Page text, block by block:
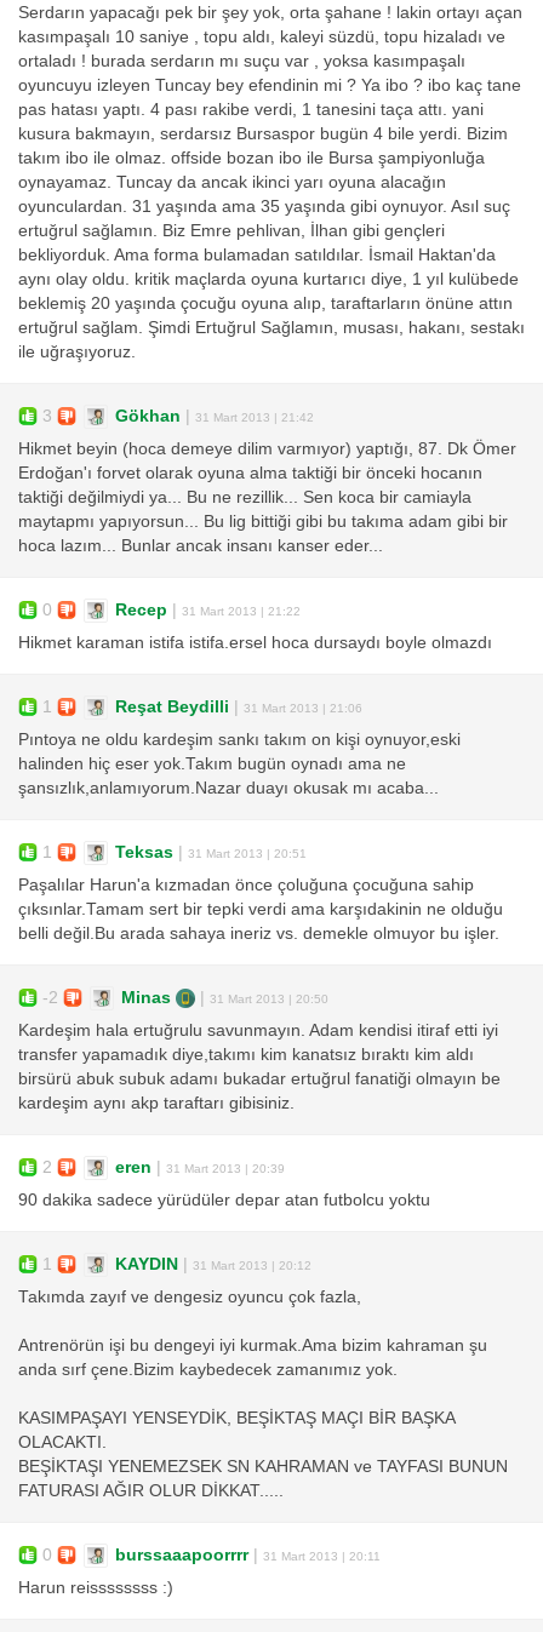
Serdarın yapacağı pek bir şey yok, orta şahane ! lakin ortayı açan
kasımpaşalı 10 saniye , topu aldı, kaleyi süzdü, topu hizaladı ve
ortaladı ! burada serdarın mı suçu var , yoksa kasımpaşalı
oyuncuyu izleyen Tuncay bey efendinin mi ? Ya ibo ? ibo kaç tane
pas hatası yaptı. 4 pası rakibe verdi, 1 tanesini taça attı. yani
kusura bakmayın, serdarsız Bursaspor bugün 4 bile yerdi. Bizim
takım ibo ile olmaz. offside bozan ibo ile Bursa şampiyonluğa
oynayamaz. Tuncay da ancak ikinci yarı oyuna alacağın
oyunculardan. 31 yaşında ama 35 yaşında gibi oynuyor. Asıl suç
ertuğrul sağlamın. Biz Emre pehlivan, İlhan gibi gençleri
bekliyorduk. Ama forma bulamadan satıldılar. İsmail Haktan'da
aynı olay oldu. kritik maçlarda oyuna kurtarıcı diye, 1 yıl kulübede
beklemiş 20 yaşında çocuğu oyuna alıp, taraftarların önüne attın
ertuğrul sağlam. Şimdi Ertuğrul Sağlamın, musası, hakanı, sestakı
ile uğraşıyoruz.
3 Gökhan | 31 Mart 2013 | 21:42
Hikmet beyin (hoca demeye dilim varmıyor) yaptığı, 87. Dk Ömer
Erdoğan'ı forvet olarak oyuna alma taktiği bir önceki hocanın
taktiği değilmiydi ya... Bu ne rezillik... Sen koca bir camiayla
maytapmı yapıyorsun... Bu lig bittiği gibi bu takıma adam gibi bir
hoca lazım... Bunlar ancak insanı kanser eder...
0 Recep | 31 Mart 2013 | 21:22
Hikmet karaman istifa istifa.ersel hoca dursaydı boyle olmazdı
1 Reşat Beydilli | 31 Mart 2013 | 21:06
Pıntoya ne oldu kardeşim sankı takım on kişi oynuyor,eski
halinden hiç eser yok.Takım bugün oynadı ama ne
şansızlık,anlamıyorum.Nazar duayı okusak mı acaba...
1 Teksas | 31 Mart 2013 | 20:51
Paşalılar Harun'a kızmadan önce çoluğuna çocuğuna sahip
çıksınlar.Tamam sert bir tepki verdi ama karşıdakinin ne olduğu
belli değil.Bu arada sahaya ineriz vs. demekle olmuyor bu işler.
-2 Minas | 31 Mart 2013 | 20:50
Kardeşim hala ertuğrulu savunmayın. Adam kendisi itiraf etti iyi
transfer yapamadık diye,takımı kim kanatsız bıraktı kim aldı
birsürü abuk subuk adamı bukadar ertuğrul fanatiği olmayın be
kardeşim aynı akp taraftarı gibisiniz.
2 eren | 31 Mart 2013 | 20:39
90 dakika sadece yürüdüler depar atan futbolcu yoktu
1 KAYDIN | 31 Mart 2013 | 20:12
Takımda zayıf ve dengesiz oyuncu çok fazla,
Antrenörün işi bu dengeyi iyi kurmak.Ama bizim kahraman şu
anda sırf çene.Bizim kaybedecek zamanımız yok.
KASIMPAŞAYI YENSEYDİK, BEŞİKTAŞ MAÇI BİR BAŞKA
OLACAKTI.
BEŞİKTAŞI YENEMEZSEK SN KAHRAMAN ve TAYFASI BUNUN
FATURASI AĞIR OLUR DİKKAT.....
0 burssaaapoorrrr| 31 Mart 2013 | 20:11
Harun reissssssss :)